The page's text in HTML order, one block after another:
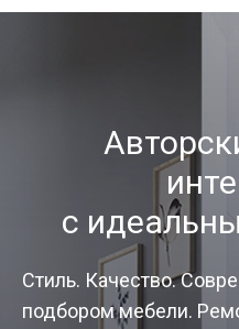
с
Стиль. Качество.
подбором мебели.